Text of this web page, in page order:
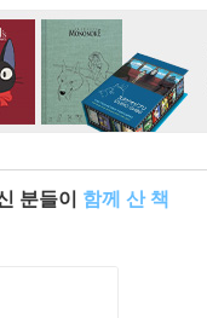
분들이 함께 산 책